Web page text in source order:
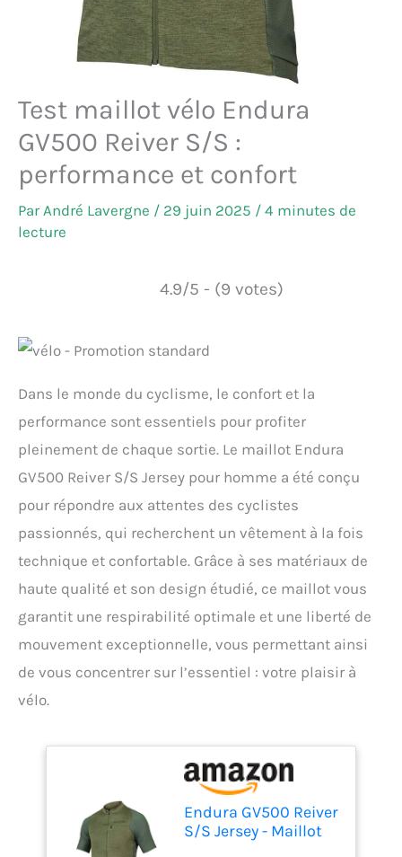
Test maillot vélo Endura
GV500 Reiver S/S :
performance et confort
ParAndré Lavergne / 29 juin 2025 / 4 minutes de
lecture
4.9/5 - (9 votes)
Dans le monde du cyclisme, le confort et la
performance sont essentiels pour profiter
pleinement de chaque sortie. Le maillot Endura
GV500 Reiver S/S Jersey pour homme a été conçu
pour répondre aux attentes des cyclistes
passionnés, qui recherchent un vêtement à la fois
technique et confortable. Grâce à ses matériaux de
haute qualité et son design étudié, ce maillot vous
garantit une respirabilité optimale et une liberté de
mouvement exceptionnelle, vous permettant ainsi
de vous concentrer sur l’essentiel : votre plaisir à
vélo.
Endura GV500 Reiver
S/S Jersey - Maillot